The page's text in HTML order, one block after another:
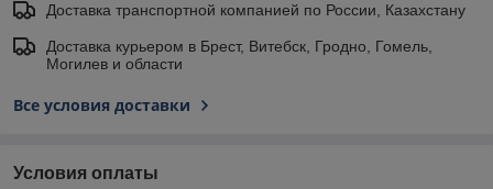
Доставка транспортной компанией по России, Казахстану
Доставка курьером в Брест, Витебск, Гродно, Гомель,
Могилев и области
Все условия доставки
Условия оплаты